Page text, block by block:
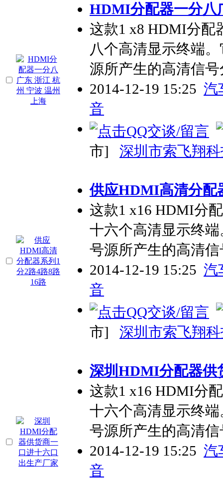
HDMI分配器一分八
这款1 x8 HDMI分配
八个高清显示终端
源所产生的高清信
2014-12-19 15:25 汽
音
市] 深圳市索飞翔
供应HDMI高清分配
这款1 x16 HDMI分
十六个高清显示终
号源所产生的高清
2014-12-19 15:25 汽
音
市] 深圳市索飞翔
深圳HDMI分配器供
这款1 x16 HDMI分
十六个高清显示终
号源所产生的高清
2014-12-19 15:25 汽
音